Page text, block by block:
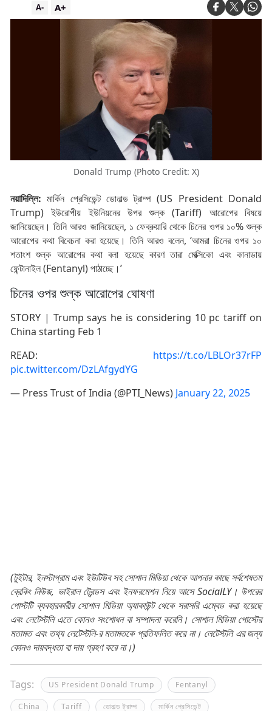
A+
A-
Donald Trump (Photo Credit: X)
নয়াদিল্লি: মার্কিন প্রেসিডেন্ট ডোনাল্ড ট্রাম্প (US President Donald
Trump) ইউরোপীয় ইউনিয়নের উপর শুল্ক (Tariff) আরোপের বিষয়ে
জানিয়েছেন। তিনি আরও জানিয়েছেন, ১ ফেব্রুয়ারি থেকে চিনের ওপর ১০% শুল্ক
আরোপের কথা বিবেচনা করা হয়েছে। তিনি আরও বলেন, ‘আমরা চিনের ওপর ১০
শতাংশ শুল্ক আরোপের কথা বলা হয়েছে কারণ তারা মেক্সিকো এবং কানাডায়
ফেন্টানাইল (Fentanyl) পাঠাচ্ছে।’
চিনের ওপর শুল্ক আরোপের ঘোষণা
STORY | Trump says he is considering 10 pc tariff on
China starting Feb 1
READ: https://t.co/LBLOr37rFP
pic.twitter.com/DzLAfgydYG
— Press Trust of India (@PTI_News) January 22, 2025
(টুইটার, ইনস্টাগ্রাম এবং ইউটিউব সহ সোশাল মিডিয়া থেকে আপনার কাছে সর্বশেষতম
ব্রেকিং নিউজ, ভাইরাল ট্রেন্ডস এবং ইনফরমেশন নিয়ে আসে SocialLY। উপরের
পোস্টটি ব্যবহারকারীর সোশাল মিডিয়া অ্যাকাউন্ট থেকে সরাসরি এম্বেড করা হয়েছে
এবং লেটেস্টলি এতে কোনও সংশোধন বা সম্পাদনা করেনি। সোশাল মিডিয়া পোস্টের
মতামত এবং তথ্য লেটেস্টলি-র মতামতকে প্রতিফলিত করে না। লেটেস্টলি এর জন্য
কোনও দায়বদ্ধতা বা দায় গ্রহণ করে না।)
Tags: US President Donald Trump Fentanyl
China Tariff ডোনাল্ড ট্রাম্প মার্কিন প্রেসিডেন্ট